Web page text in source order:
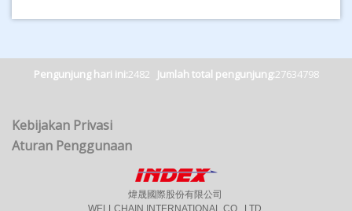
Pengunjung hari ini:2482 Jumlah total pengunjung:27634798
Kebijakan Privasi
Aturan Penggunaan
煒晟國際股份有限公司